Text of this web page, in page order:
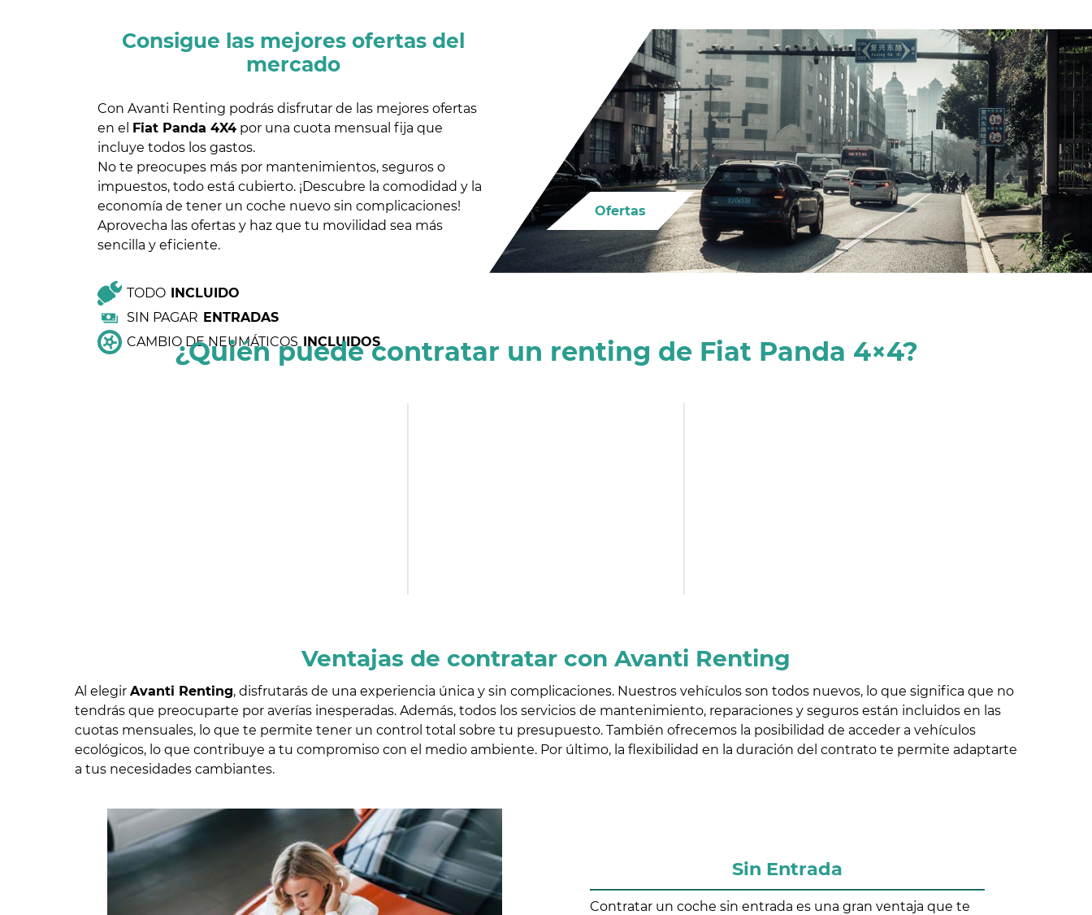
Ofertas
Consigue las mejores ofertas del
mercado
Con Avanti Renting podrás disfrutar de las mejores ofertas
en el Fiat Panda 4X4 por una cuota mensual fija que
incluye todos los gastos.
No te preocupes más por mantenimientos, seguros o
impuestos, todo está cubierto. ¡Descubre la comodidad y la
economía de tener un coche nuevo sin complicaciones!
Aprovecha las ofertas y haz que tu movilidad sea más
sencilla y eficiente.
TODO INCLUIDO
SIN PAGAR ENTRADAS
CAMBIO DE NEUMÁTICOS INCLUIDOS
¿Quién puede contratar un renting de Fiat Panda 4×4?
Ventajas de contratar con Avanti Renting
Al elegir Avanti Renting, disfrutarás de una experiencia única y sin complicaciones. Nuestros vehículos son todos nuevos, lo que significa que no
tendrás que preocuparte por averías inesperadas. Además, todos los servicios de mantenimiento, reparaciones y seguros están incluidos en las
cuotas mensuales, lo que te permite tener un control total sobre tu presupuesto. También ofrecemos la posibilidad de acceder a vehículos
ecológicos, lo que contribuye a tu compromiso con el medio ambiente. Por último, la flexibilidad en la duración del contrato te permite adaptarte
a tus necesidades cambiantes.
Sin Entrada
Contratar un coche sin entrada es una gran ventaja que te